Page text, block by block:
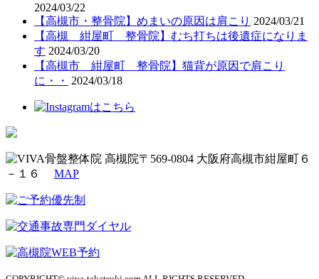
2024/03/22
【高槻市・整骨院】めまいの原因は肩こり 2024/03/21
【高槻 紺屋町 整骨院】むち打ちは後遺症になりま
す 2024/03/20
【高槻市 紺屋町 整骨院】猫背が原因で肩こり
に・・
2024/03/18
〒569-0804 大阪府高槻市紺屋町６
－１６ MAP